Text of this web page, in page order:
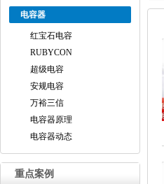
电容器
红宝石电容
RUBYCON
超级电容
安规电容
万裕三信
电容器原理
电容器动态
重点案例